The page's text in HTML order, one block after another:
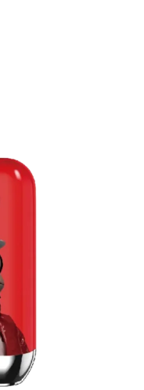
パフコラム
/ 新規会員登録